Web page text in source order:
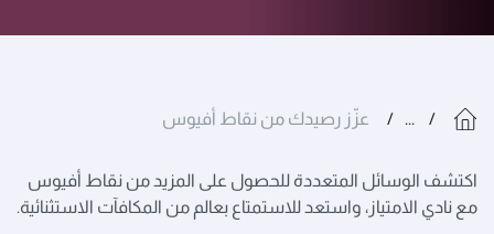
... عزّز رصيدك من نقاط أفيوس
اكتشف الوسائل المتعددة للحصول على المزيد من نقاط أفيوس
مع نادي الامتياز، واستعد للاستمتاع بعالم من المكافآت الاستثنائية.